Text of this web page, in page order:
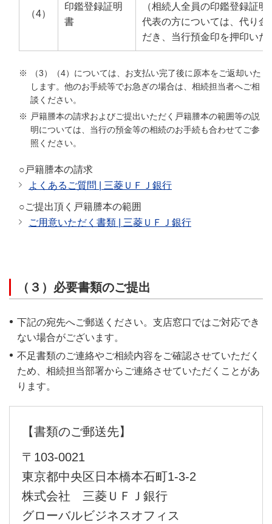
（4）
印鑑登録証明
書
（相続人全員の印鑑登録証
代表の方については、代り
だき、当行預金印を押印い
（3）（4）については、お支払い完了後に原本をご返却いた
します。他のお手続等でお急ぎの場合は、相続担当者へご相
談ください。
戸籍謄本の請求およびご提出いただく戸籍謄本の範囲等の説
明については、当行の預金等の相続のお手続も合わせてご参
照ください。
○戸籍謄本の請求
よくあるご質問 | 三菱ＵＦＪ銀行
○ご提出頂く戸籍謄本の範囲
ご用意いただく書類 | 三菱ＵＦＪ銀行
（３）必要書類のご提出
下記の宛先へご郵送ください。支店窓口ではご対応でき
ない場合がございます。
不足書類のご連絡やご相続内容をご確認させていただく
ため、相続担当部署からご連絡させていただくことがあ
ります。
【書類のご郵送先】
〒103-0021
東京都中央区日本橋本石町1-3-2
株式会社 三菱ＵＦＪ銀行
グローバルビジネスオフィス